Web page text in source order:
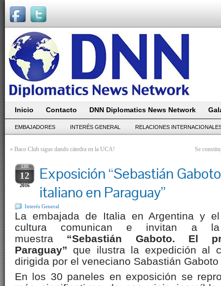
Inicio Contacto DNN Diplomatics News Network
EMBAJADORES INTERÉS GENERAL RELACIONES
« Baco Club sigue dando cátedra en la UCA! Se
ABR
12
2016
Exposición “Sebastián
italiano en Paraguay”
Interés General
La embajada de Italia en Argentina y
cultura comunican e invitan a
muestra
“Sebastián Gaboto. El
Paraguay” que ilustra la expedición al
dirigida por el veneciano Sabastián
En los 30 paneles en exposición se